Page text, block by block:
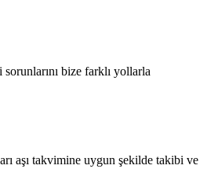
bize farklı yollarla
aşı takvimine uygun şekilde takibi ve